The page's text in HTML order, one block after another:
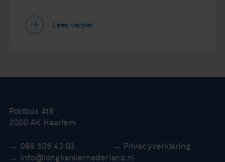
Lees verder
Postbus 418
2000 AK Haarlem
088 505 43 03
Privacyverklaring
info@longkankernederland.nl